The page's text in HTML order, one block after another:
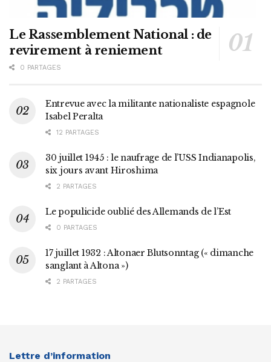
Le Rassemblement National : de
revirement à reniement
0 PARTAGES
Entrevue avec la militante nationaliste espagnole
Isabel Peralta
12 PARTAGES
30 juillet 1945 : le naufrage de l’USS Indianapolis,
six jours avant Hiroshima
2 PARTAGES
Le populicide oublié des Allemands de l’Est
0 PARTAGES
17 juillet 1932 : Altonaer Blutsonntag (« dimanche
sanglant à Altona »)
2 PARTAGES
Lettre d’information